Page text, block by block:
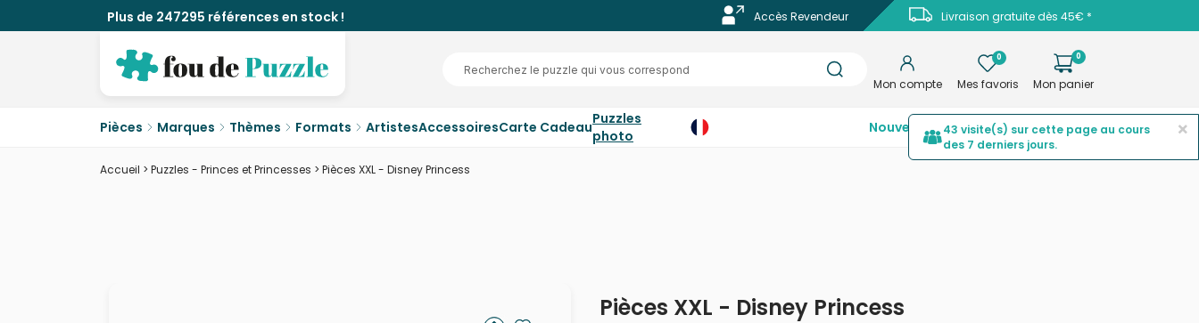
Plus de 247295 références en stock ! Livraison gratuite dès 45€ *
Accès Revendeur
Mon compte
0
Mes favoris
0
Mon panier
Pièces Marques Thèmes Formats ArtistesAccessoiresCarte CadeauPuzzles
photo
NouveautésTop ventesPromotions
Accueil > Puzzles - Princes et Princesses > Pièces XXL - Disney Princess
Pièces XXL - Disney Princess
×
43 visite(s) sur cette page au cours
des 7 derniers jours.